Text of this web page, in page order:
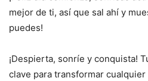
mejor de ti, así que sal ahí y
puedes!
¡Despierta, sonríe y conquista!
clave para transformar